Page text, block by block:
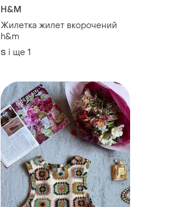
H&M
Жилетка жилет вкорочений
h&m
S і ще 1